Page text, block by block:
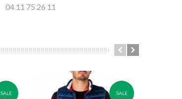
04 11 75 26 11
SALE SALE